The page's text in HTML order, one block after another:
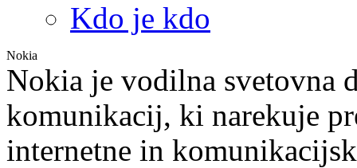
Kdo je kdo
Nokia
Nokia je vodilna svetovna
komunikacij, ki narekuje
internetne in